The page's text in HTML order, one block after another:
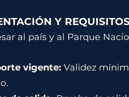
Y
al país y al Parque
vigente: Validez